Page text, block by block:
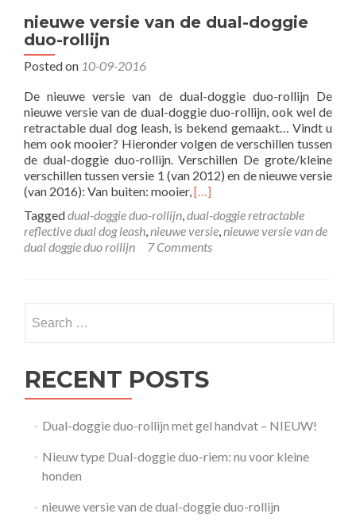
–
nieuwe versie van de dual-doggie
duo-rollijn
Posted on 10-09-2016
De nieuwe versie van de dual-doggie duo-rollijn De
nieuwe versie van de dual-doggie duo-rollijn, ook wel de
retractable dual dog leash, is bekend gemaakt… Vindt u
hem ook mooier? Hieronder volgen de verschillen tussen
de dual-doggie duo-rollijn. Verschillen De grote/kleine
verschillen tussen versie 1 (van 2012) en de nieuwe versie
(van 2016): Van buiten: mooier,Read
about
nieuwe
versie
dual-
[…]
Taggeddual-doggie duo-rollijn,dual-doggie retractable
reflective dual dog leash,nieuwe versie,nieuwe versie van de
dual doggie duo rollijn
7 Comments
for:
RECENT POSTS
Dual-doggie duo-rollijn met gel handvat – NIEUW!
Nieuw type Dual-doggie duo-riem: nu voor kleine
honden
nieuwe versie van de dual-doggie duo-rollijn